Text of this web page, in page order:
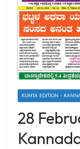
KUMTA EDITION -
28